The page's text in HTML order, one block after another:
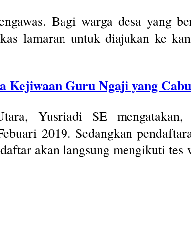
Bagi warga desa yang
lamaran untuk diajukan ke
Kejiwaan Guru Ngaji yang
Yusriadi SE mengatakan,
2019. Sedangkan
akan langsung mengikuti tes